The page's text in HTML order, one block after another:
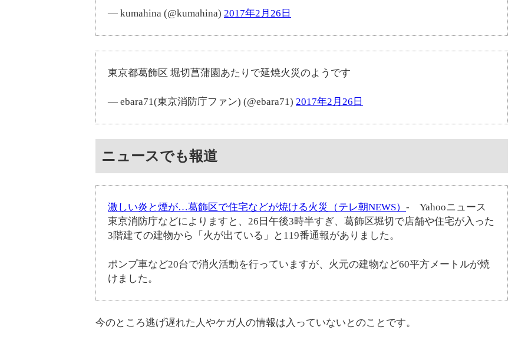
— kumahina (@kumahina) 2017年2月26日
東京都葛飾区 堀切菖蒲園あたりで延焼火災のようです
— ebara71(東京消防庁ファン) (@ebara71) 2017年2月26日
ニュースでも報道
激しい炎と煙が…葛飾区で住宅などが焼ける火災（テレ朝NEWS） - Yahooニュース
東京消防庁などによりますと、26日午後3時半すぎ、葛飾区堀切で店舗や住宅が入った
3階建ての建物から「火が出ている」と119番通報がありました。
ポンプ車など20台で消火活動を行っていますが、火元の建物など60平方メートルが焼
けました。
今のところ逃げ遅れた人やケガ人の情報は入っていないとのことです。